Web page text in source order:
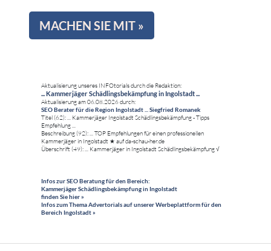
MACHEN SIE MIT »
Aktualisierung unseres INFOtorials durch die Redaktion:
... Kammerjäger Schädlingsbekämpfung in Ingolstadt ...
Aktualisierung am 06.08.2026 durch:
SEO Berater für die Region Ingolstadt ... Siegfried Romanek
Titel (62): ... Kammerjäger Ingolstadt Schädlingsbekämpfung - Tipps
Empfehlung ...
Beschreibung (92): ... TOP Empfehlungen für einen professionellen
Kammerjäger in Ingolstadt ★ auf da-schau-her.de
Überschrift (49): ... Kammerjäger in Ingolstadt Schädlingsbekämpfung √
Infos zur SEO Beratung für den Bereich:
Kammerjäger Schädlingsbekämpfung in Ingolstadt
finden Sie hier »
Infos zum Thema Advertorials auf unserer Werbeplattform für den
Bereich Ingolstadt »